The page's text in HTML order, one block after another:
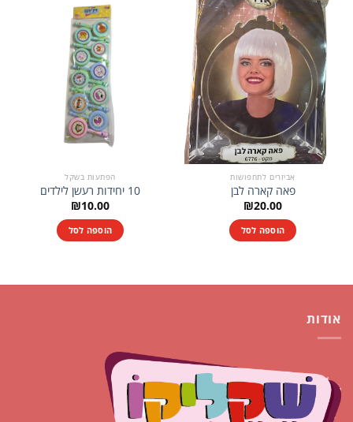
אביזרים לתחפושות
פאה קארה לבן
₪20.00
הוספה לסל
הפתעות בשקל
10 יחידות רעשן לילדים
₪10.00
הוספה לסל
אודות